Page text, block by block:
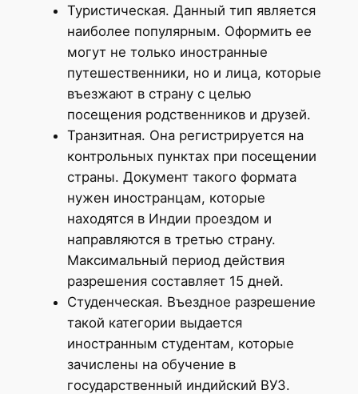
Туристическая. Данный тип является
наиболее популярным. Оформить ее
могут не только иностранные
путешественники, но и лица, которые
въезжают в страну с целью
посещения родственников и друзей.
Транзитная. Она регистрируется на
контрольных пунктах при посещении
страны. Документ такого формата
нужен иностранцам, которые
находятся в Индии проездом и
направляются в третью страну.
Максимальный период действия
разрешения составляет 15 дней.
Студенческая. Въездное разрешение
такой категории выдается
иностранным студентам, которые
зачислены на обучение в
государственный индийский ВУЗ.